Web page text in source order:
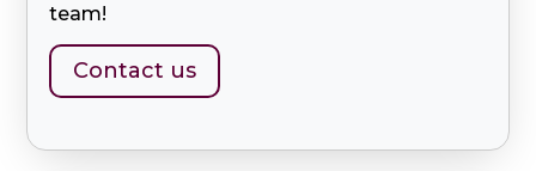
team!
Contact us